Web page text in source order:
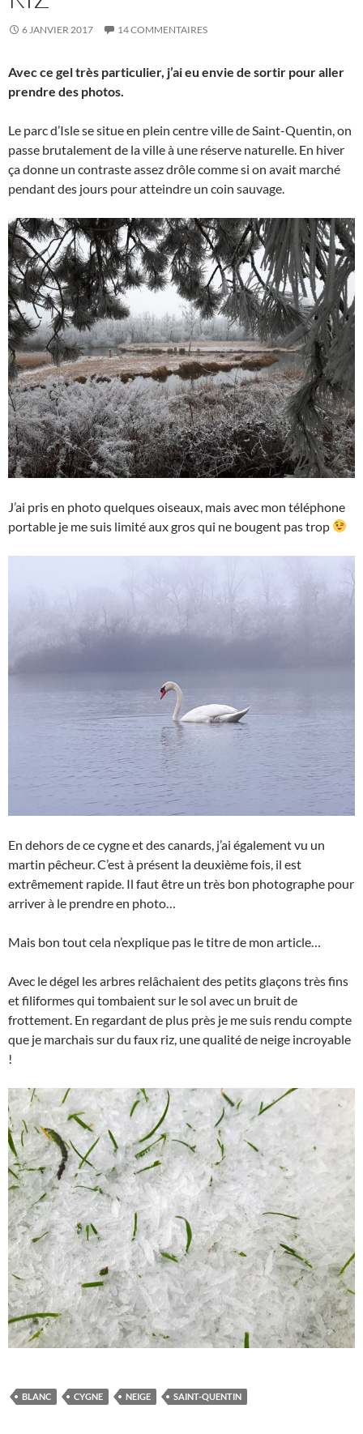
6 JANVIER 2017 14 COMMENTAIRES
Avec ce gel très particulier, j’ai eu envie de sortir pour aller
prendre des photos.
Le parc d’Isle se situe en plein centre ville de Saint-Quentin, on
passe brutalement de la ville à une réserve naturelle. En hiver
ça donne un contraste assez drôle comme si on avait marché
pendant des jours pour atteindre un coin sauvage.
J’ai pris en photo quelques oiseaux, mais avec mon téléphone
portable je me suis limité aux gros qui ne bougent pas trop
En dehors de ce cygne et des canards, j’ai également vu un
martin pêcheur. C’est à présent la deuxième fois, il est
extrêmement rapide. Il faut être un très bon photographe pour
arriver à le prendre en photo…
Mais bon tout cela n’explique pas le titre de mon article…
Avec le dégel les arbres relâchaient des petits glaçons très fins
et filiformes qui tombaient sur le sol avec un bruit de
frottement. En regardant de plus près je me suis rendu compte
que je marchais sur du faux riz, une qualité de neige incroyable
!
BLANC CYGNE NEIGE SAINT-QUENTIN